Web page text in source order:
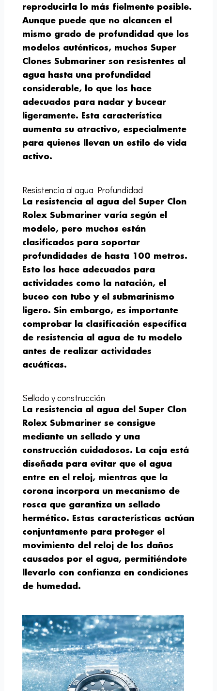
reproducirla lo más fielmente posible.
Aunque puede que no alcancen el
mismo grado de profundidad que los
modelos auténticos, muchos Super
Clones Submariner son resistentes al
agua hasta una profundidad
considerable, lo que los hace
adecuados para nadar y bucear
ligeramente. Esta característica
aumenta su atractivo, especialmente
para quienes llevan un estilo de vida
activo.
Resistencia al agua Profundidad
La resistencia al agua del Super Clon
Rolex Submariner varía según el
modelo, pero muchos están
clasificados para soportar
profundidades de hasta 100 metros.
Esto los hace adecuados para
actividades como la natación, el
buceo con tubo y el submarinismo
ligero. Sin embargo, es importante
comprobar la clasificación específica
de resistencia al agua de tu modelo
antes de realizar actividades
acuáticas.
Sellado y construcción
La resistencia al agua del Super Clon
Rolex Submariner se consigue
mediante un sellado y una
construcción cuidadosos. La caja está
diseñada para evitar que el agua
entre en el reloj, mientras que la
corona incorpora un mecanismo de
rosca que garantiza un sellado
hermético. Estas características actúan
conjuntamente para proteger el
movimiento del reloj de los daños
causados por el agua, permitiéndote
llevarlo con confianza en condiciones
de humedad.